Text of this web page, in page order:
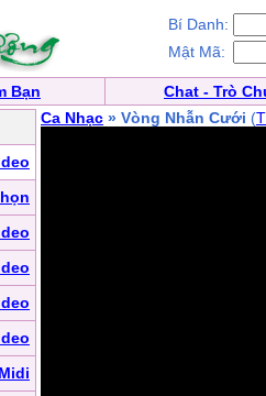
Bí Danh:
Mật Mã:
Bạn Chat - Trò
Ca Nhạc » Vòng Nhẫn Cưới (